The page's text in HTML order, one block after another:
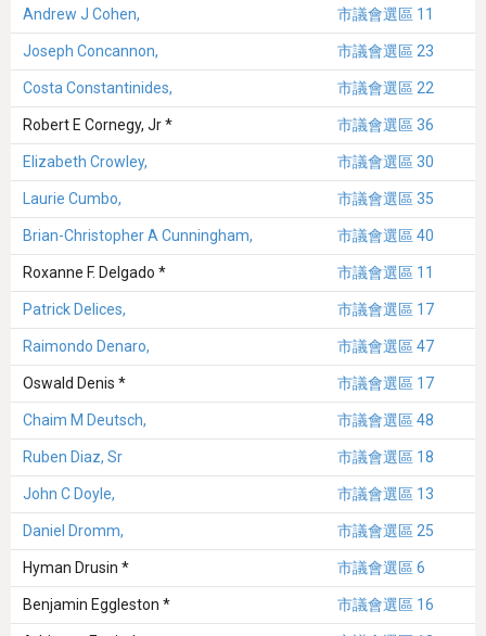
Andrew J Cohen, 市議會選區 11
Joseph Concannon, 市議會選區 23
Costa Constantinides, 市議會選區 22
Robert E Cornegy, Jr * 市議會選區 36
Elizabeth Crowley, 市議會選區 30
Laurie Cumbo, 市議會選區 35
Brian-Christopher A Cunningham, 市議會選區 40
Roxanne F. Delgado * 市議會選區 11
Patrick Delices, 市議會選區 17
Raimondo Denaro, 市議會選區 47
Oswald Denis * 市議會選區 17
Chaim M Deutsch, 市議會選區 48
Ruben Diaz, Sr 市議會選區 18
John C Doyle, 市議會選區 13
Daniel Dromm, 市議會選區 25
Hyman Drusin * 市議會選區 6
Benjamin Eggleston * 市議會選區 16